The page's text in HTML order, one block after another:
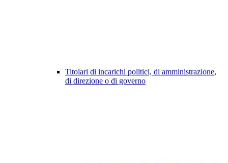
Titolari di incarichi politici, di amministrazione,
di direzione o di governo